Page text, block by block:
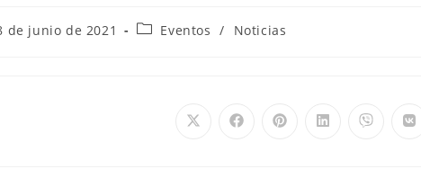
de junio de 2021 Eventos / Noticias